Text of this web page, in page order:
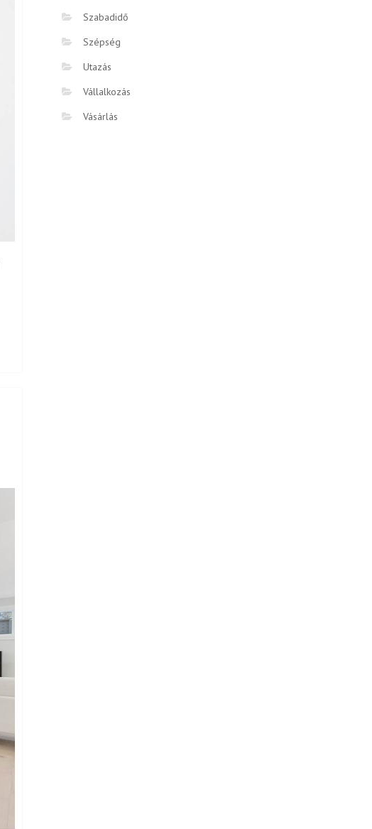
Szabadidő
Szépség
Utazás
Vállalkozás
Vásárlás